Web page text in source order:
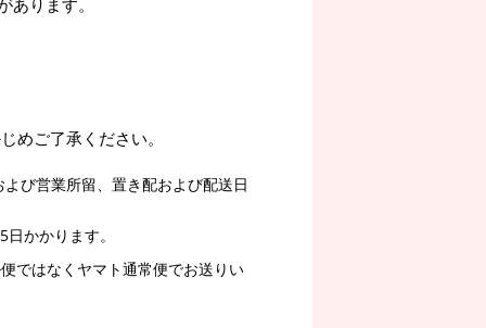
めご了承ください。
び営業所留、置き配および配送日
かかります。
ではなくヤマト通常便でお送りい